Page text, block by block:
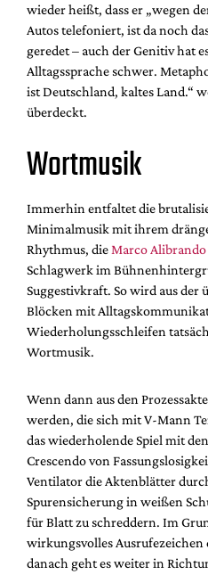
wieder heißt, dass er „wegen
Autos telefoniert, ist da noch
geredet – auch der Genitiv hat
Alltagssprache schwer.
ist Deutschland, kaltes Land.“
überdeckt.
Wortmusik
Immerhin entfaltet die
Minimalmusik mit ihrem
Rhythmus, die Marco Alibrando
Schlagwerk im
Suggestivkraft. So wird aus der
Blöcken mit
Wiederholungsschleifen
Wortmusik.
Wenn dann aus den
werden, die sich mit V-Mann
das wiederholende Spiel mit
Crescendo von
Ventilator die Aktenblätter
Spurensicherung in weißen
für Blatt zu schreddern. Im
wirkungsvolles
danach geht es weiter in